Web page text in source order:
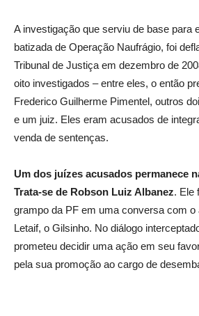
A investigação que serviu de base para
batizada de Operação Naufrágio, foi
Tribunal de Justiça em dezembro de
oito investigados – entre eles, o então
Frederico Guilherme Pimentel, outros
e um juiz. Eles eram acusados de
venda de sentenças.
Um dos juízes acusados permanece
Trata-se de Robson Luiz Albanez. Ele
grampo da PF em uma conversa com o
Letaif, o Gilsinho. No diálogo
prometeu decidir uma ação em seu
pela sua promoção ao cargo de